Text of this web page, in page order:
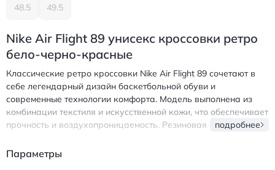
48.5 49.5
Nike Air Flight 89 унисекс кроссовки ретро
бело-черно-красные
Классические ретро кроссовки Nike Air Flight 89 сочетают в
себе легендарный дизайн баскетбольной обуви и
современные технологии комфорта. Модель выполнена из
комбинации текстиля и искусственной кожи, что обеспечивает
прочность и воздухопроницаемость. Резиновая подошва
шнуровка позволяет идеально зафиксировать обувь на ноге.
подробнее
Параметры